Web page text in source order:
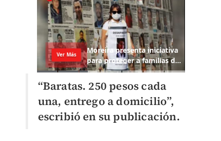
“Baratas. 250 pesos cada
una, entrego a domicilio”,
escribió en su publicación.